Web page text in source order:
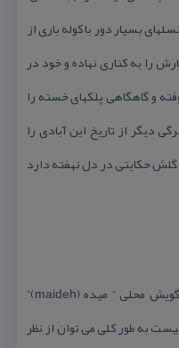
بسیار دور با كوله باری از
را به كناری نهاده و خود در
و گاهگاهی پلكهای خسته را
دیگر از تاریخ این آبادی را
حكایتی در دل نهفته دارد
از زمان تاسیس روستای عمادده كه در گویش محلی ” میده (maideh)”
به طور كلی می توان از نظر